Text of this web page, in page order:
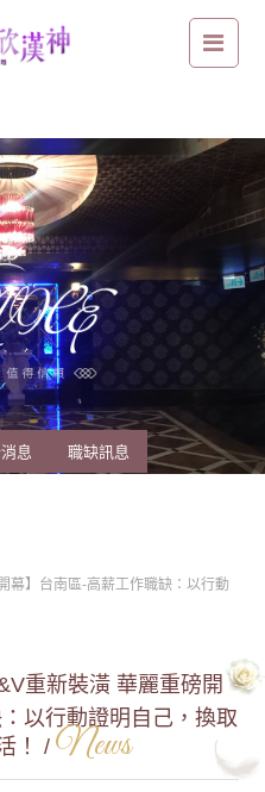
息 職缺訊息
幕】台南區-高薪工作職缺：以行動
重新裝潢 華麗重磅開
以行動證明自己，換取
！ / News